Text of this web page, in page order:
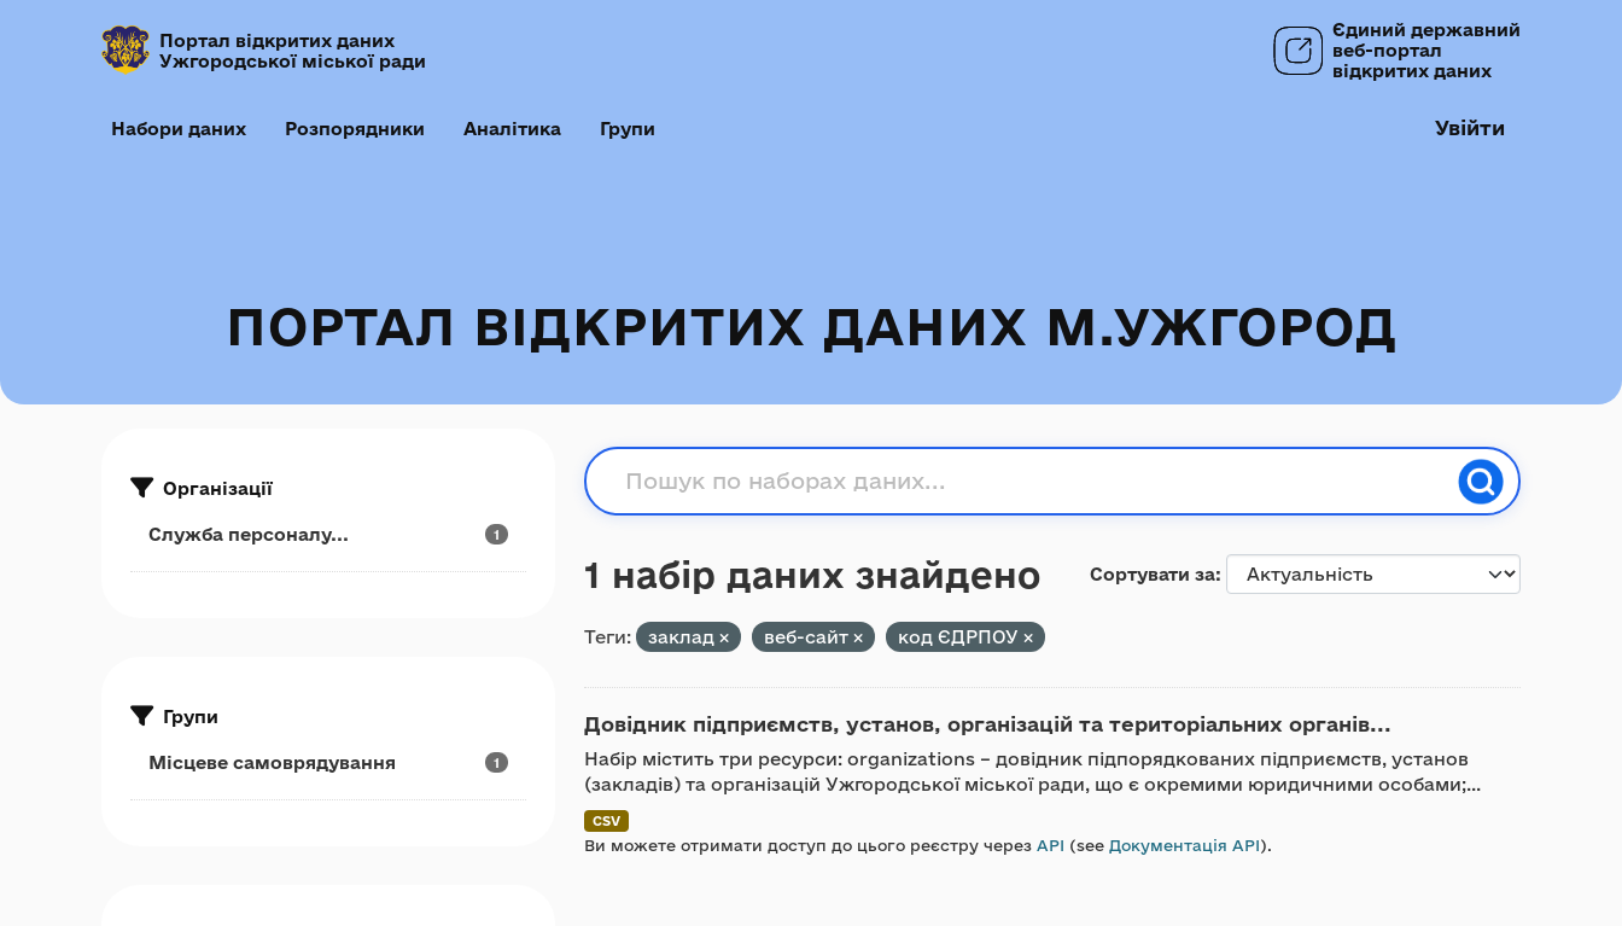
Портал відкритих даних
Ужгородської міської ради
Єдиний державний
веб-портал
відкритих даних
Набори даних Розпорядники Аналітика Групи Увійти
ПОРТАЛ ВІДКРИТИХ ДАНИХ М.УЖГОРОД
Організації
Служба персоналу... 1
Групи
Місцеве самоврядування 1
Сортувати за
1 набір даних знайдено
Теги: заклад веб-сайт код ЄДРПОУ
Довідник підприємств, установ, організацій та територіальних органів...
Набір містить три ресурси: organizations – довідник підпорядкованих підприємств, установ
(закладів) та організацій Ужгородської міської ради, що є окремими юридичними особами;...
CSV
Ви можете отримати доступ до цього реєстру через API (see Документація API).